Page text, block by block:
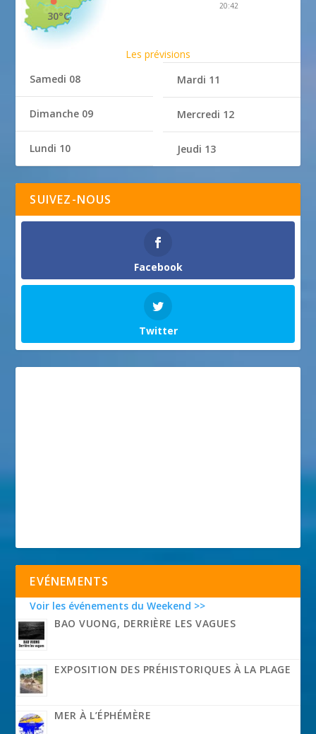
30°C
20:42
Les prévisions
Samedi 08
Dimanche 09
Lundi 10
Mardi 11
Mercredi 12
Jeudi 13
SUIVEZ-NOUS
Facebook
Twitter
EVÉNEMENTS
Voir les événements du Weekend >>
BAO VUONG, DERRIÈRE LES VAGUES
EXPOSITION DES PRÉHISTORIQUES À LA PLAGE
MER À L’ÉPHÉMÈRE